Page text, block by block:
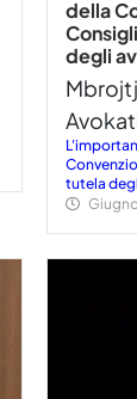
della
degli
tutela